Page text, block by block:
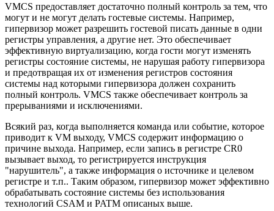
VMCS предоставляет достаточно полный контроль за тем, что
могут и не могут делать гостевые системы. Например,
гипервизор может разрешить гостевой писать данные в одни
регистры управления, а другие нет. Это обеспечивает
эффективную виртуализацию, когда гости могут изменять
регистры состояние системы, не нарушая работу гипервизора
и предотвращая их от изменения регистров состояния
системы над которыми гипервизора должен сохранить
полный контроль. VMCS также обеспечивает контроль за
прерываниями и исключениями.
Всякий раз, когда выполняется команда или событие, которое
приводит к VM выходу, VMCS содержит информацию о
причине выхода. Например, если запись в регистре CR0
вызывает выход, то регистрируется инструкция
"нарушитель", а также информация о источнике и целевом
регистре и т.п.. Таким образом, гипервизор может эффективно
обрабатывать состояние системы без использования
технологий CSAM и PATM описаных выше.